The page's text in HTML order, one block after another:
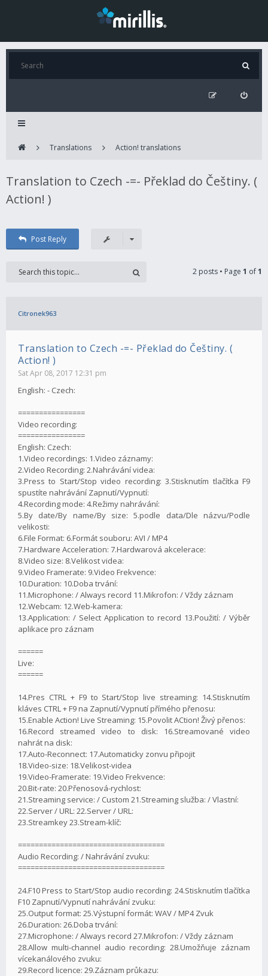
Translations Action! translations
Translation to Czech -=- Překlad do Češtiny. (
Action! )
Post Reply
2 posts • Page 1 of1
Citronek963
Translation to Czech -=- Překlad do Češtiny. (
Action! )
Sat Apr 08, 2017 12:31 pm
English: - Czech:
================
Video recording:
================
English: Czech:
1.Video recordings: 1.Video záznamy:
2.Video Recording: 2.Nahrávání videa:
3.Press to Start/Stop video recording: 3.Stisknutím tlačítka F9
spustíte nahrávání Zapnutí/Vypnutí:
4.Recording mode: 4.Režimy nahrávání:
5.By date/By name/By size: 5.podle data/Dle názvu/Podle
velikosti:
6.File Format: 6.Formát souboru: AVI / MP4
7.Hardware Acceleration: 7.Hardwarová akcelerace:
8.Video size: 8.Velikost videa:
9.Video Framerate: 9.Video Frekvence:
10.Duration: 10.Doba trvání:
11.Microphone: / Always record 11.Mikrofon: / Vždy záznam
12.Webcam: 12.Web-kamera:
13.Application: / Select Application to record 13.Použití: / Výběr
aplikace pro záznam
======
Live:
======
14.Pres CTRL + F9 to Start/Stop live streaming: 14.Stisknutím
kláves CTRL + F9 na Zapnutí/Vypnutí přímého přenosu:
15.Enable Action! Live Streaming: 15.Povolit ACtion! Živý přenos:
16.Record streamed video to disk: 16.Streamované video
nahrát na disk:
17.Auto-Reconnect: 17.Automaticky zonvu připojit
18.Video-size: 18.Velikost-videa
19.Video-Framerate: 19.Video Frekvence:
20.Bit-rate: 20.Přenosová-rychlost:
21.Streaming service: / Custom 21.Streaming služba: / Vlastní:
22.Server / URL: 22.Server / URL:
23.Streamkey 23.Stream-klíč:
===================================
Audio Recording: / Nahrávání zvuku:
===================================
24.F10 Press to Start/Stop audio recording: 24.Stisknutím tlačítka
F10 Zapnutí/Vypnutí nahrávání zvuku:
25.Output format: 25.Výstupní formát: WAV / MP4 Zvuk
26.Duration: 26.Doba trvání:
27.Microphone: / Always record 27.Mikrofon: / Vždy záznam
28.Allow multi-channel audio recording: 28.Umožňuje záznam
vícekanálového zvuku:
29.Record licence: 29.Záznam průkazu: